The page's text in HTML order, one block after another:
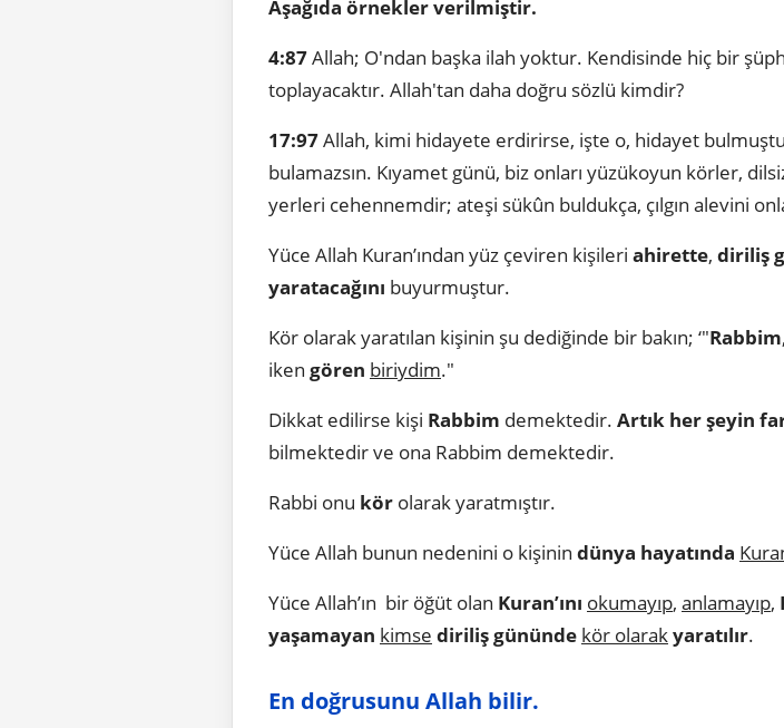
Aşağıda örnekler verilmiştir.
4:87Allah; O'ndan başka ilah yoktur. Kendisinde hiç bir
toplayacaktır. Allah'tan daha doğru sözlü kimdir?
17:97Allah, kimi hidayete erdirirse, işte o, hidayet
bulamazsın. Kıyamet günü, biz onları yüzükoyun körler,
yerleri cehennemdir; ateşi sükûn buldukça, çılgın alevini
Yüce Allah Kuran’ından yüz çeviren kişileri ahirette, diriliş
yaratacağını buyurmuştur.
Kör olarak yaratılan kişinin şu dediğinde bir bakın; ‘"Rabbim
iken gören biriydim."
Dikkat edilirse kişi Rabbim demektedir. Artık her şeyin
bilmektedir ve ona Rabbim demektedir.
Rabbi onu kör olarak yaratmıştır.
Yüce Allah bunun nedenini o kişinin dünya hayatında
Yüce Allah’ın bir öğüt olan Kuran’ını okumayıp, anlamayıp,
yaşamayan kimse diriliş gününde kör olarakyaratılır.
En doğrusunu Allah bilir.